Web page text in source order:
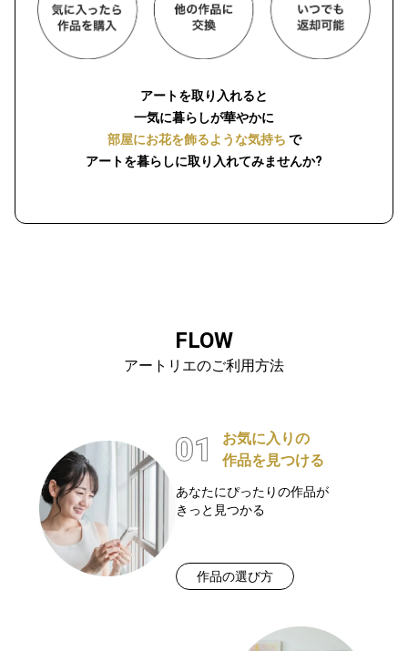
アートを取り入れると
一気に暮らしが華やかに
部屋にお花を飾るような気持ち で
アートを暮らしに取り入れてみませんか?
FLOW
アートリエのご利用方法
お気に入りの
作品を見つける
あなたにぴったりの作品が
きっと見つかる
作品の選び方